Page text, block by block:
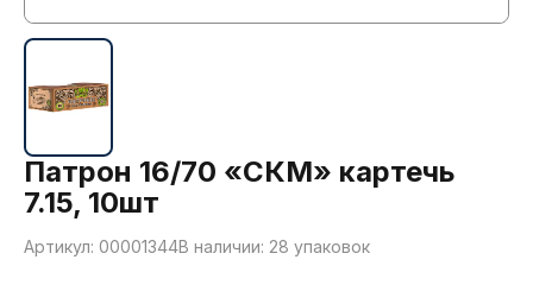
Патрон 16/70 «СКМ» картечь
7.15, 10шт
Артикул: 00001344В наличии: 28 упаковок